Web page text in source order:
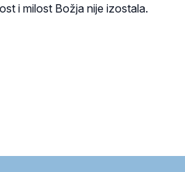
i milost Božja nije izostala.